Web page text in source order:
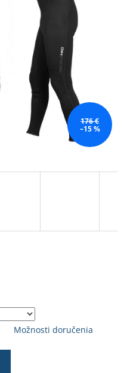
176 €
–15 %
Možnosti doručenia